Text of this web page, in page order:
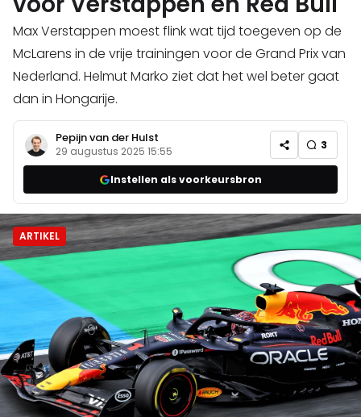
Max Verstappen moest flink wat tijd toegeven op de
McLarens in de vrije trainingen voor de Grand Prix van
Nederland. Helmut Marko ziet dat het wel beter gaat
dan in Hongarije.
Pepijn van der Hulst
29 augustus 2025 15:55 3
Instellen als voorkeursbron
ARTIKEL